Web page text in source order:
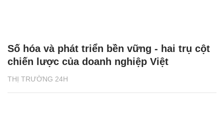
THỊ TRƯỜNG 24H
Số hóa và phát triển bền vững - hai trụ cột
chiến lược của doanh nghiệp Việt